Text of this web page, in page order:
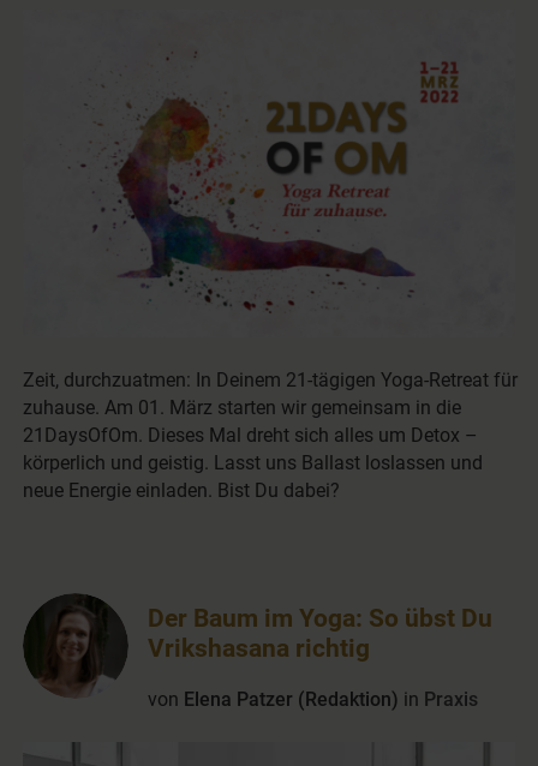
Zeit, durchzuatmen: In Deinem 21-tägigen Yoga-Retreat für
zuhause. Am 01. März starten wir gemeinsam in die
21DaysOfOm. Dieses Mal dreht sich alles um Detox –
körperlich und geistig. Lasst uns Ballast loslassen und
neue Energie einladen. Bist Du dabei?
Der Baum im Yoga: So übst Du
Vrikshasana richtig
von Elena Patzer (Redaktion) in Praxis